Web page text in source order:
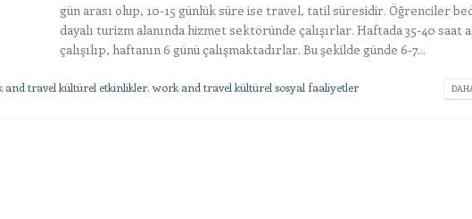
gün arası olup, 10-15 günlük süre ise travel, tatil süresidir. Öğrenciler
dayalı turizm alanında hizmet sektöründe çalışırlar. Haftada 35-40 saat
çalışılıp, haftanın 6 günü çalışmaktadırlar. Bu şekilde günde 6-7...
and travel kültürel etkinlikler,work and travel kültürel sosyal faaliyetler